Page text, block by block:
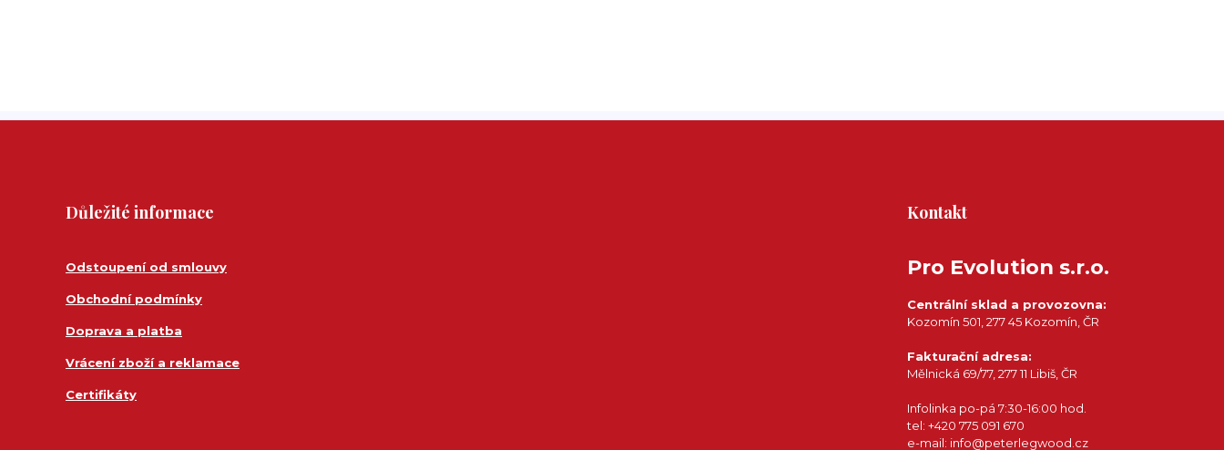
Důležité informace
Odstoupení od smlouvy
Obchodní podmínky
Doprava a platba
Vrácení zboží a reklamace
Certifikáty
Kontakt
Pro Evolution s.r.o.
Centrální sklad a provozovna:
Kozomín 501, 277 45 Kozomín, ČR
Fakturační adresa:
Mělnická 69/77, 277 11 Libiš, ČR
Infolinka po-pá 7:30-16:00 hod.
tel: +420 775 091 670
e-mail: info@peterlegwood.cz